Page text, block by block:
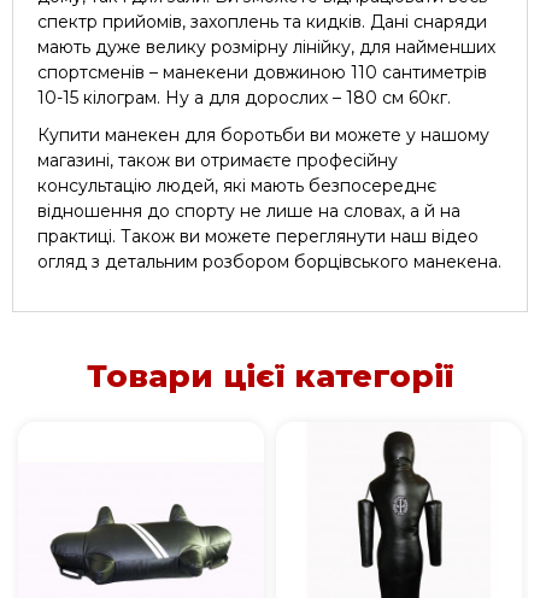
спектр прийомів, захоплень та кидків. Дані снаряди
мають дуже велику розмірну лінійку, для найменших
спортсменів – манекени довжиною 110 сантиметрів
10-15 кілограм. Ну а для дорослих – 180 см 60кг.
Купити манекен для боротьби ви можете у нашому
магазині, також ви отримаєте професійну
консультацію людей, які мають безпосереднє
відношення до спорту не лише на словах, а й на
практиці. Також ви можете переглянути наш відео
огляд з детальним розбором борцівського манекена.
Товари цієї категорії